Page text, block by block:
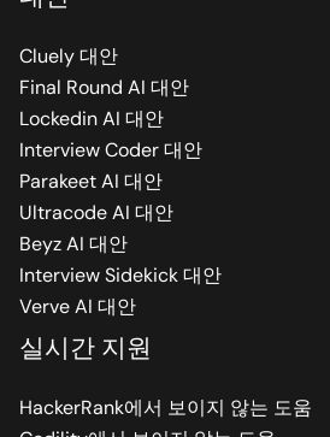
Cluely 대안
Final Round AI 대안
Lockedin AI 대안
Interview Coder 대안
Parakeet AI 대안
Ultracode AI 대안
Beyz AI 대안
Interview Sidekick 대안
Verve AI 대안
실시간 지원
HackerRank에서 보이지 않는 도움